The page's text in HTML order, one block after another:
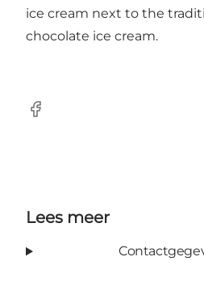
ice cream next to the
chocolate ice cream.
Facebook
Lees meer